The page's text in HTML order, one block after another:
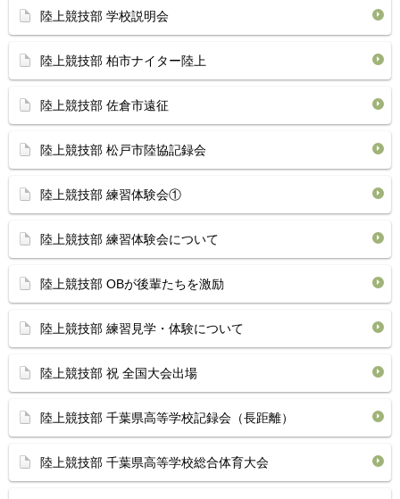
陸上競技部 学校説明会
陸上競技部 柏市ナイター陸上
陸上競技部 佐倉市遠征
陸上競技部 松戸市陸協記録会
陸上競技部 練習体験会①
陸上競技部 練習体験会について
陸上競技部 OBが後輩たちを激励
陸上競技部 練習見学・体験について
陸上競技部 祝 全国大会出場
陸上競技部 千葉県高等学校記録会（長距離）
陸上競技部 千葉県高等学校総合体育大会